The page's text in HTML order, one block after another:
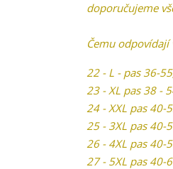
doporučujeme
Čemu odpovídají
22 - L - pas 36-
23 - XL pas 38 -
24 - XXL pas 40-
25 - 3XL pas 40-
26 - 4XL pas 40-
27 - 5XL pas 40-